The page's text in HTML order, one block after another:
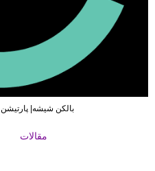
بالکن شیشه|
مقالات